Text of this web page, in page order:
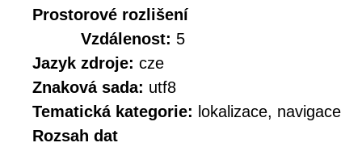
Prostorové rozlišení
Vzdálenost: 5
Jazyk zdroje: cze
Znaková sada: utf8
Tematická kategorie: lokalizace, navigace
Rozsah dat